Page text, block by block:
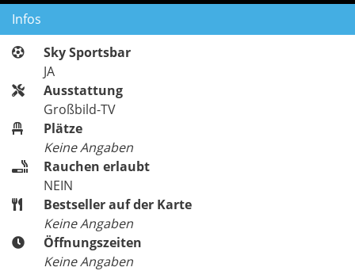
Infos
Sky Sportsbar
JA
Ausstattung
Großbild-TV
Plätze
Keine Angaben
Rauchen erlaubt
NEIN
Bestseller auf der Karte
Keine Angaben
Öffnungszeiten
Keine Angaben